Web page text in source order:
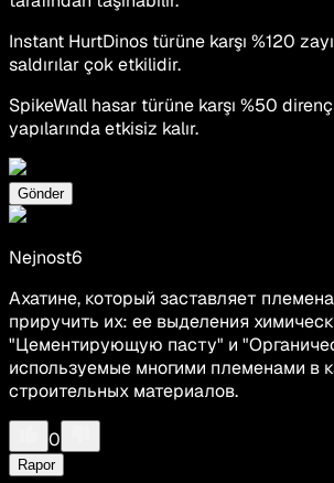
Instant HurtDinos türüne karşı %120
saldırılar çok etkilidir.
SpikeWall hasar türüne karşı %50
yapılarında etkisiz kalır.
Gönder
Nejnost6
Ахатине, который заставляет
приручить их: ее выделения
"Цементирующую пасту" и
используемые многими племенами в
строительных материалов.
0
Rapor